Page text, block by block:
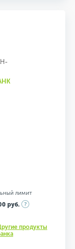
лимит
руб.
продукты